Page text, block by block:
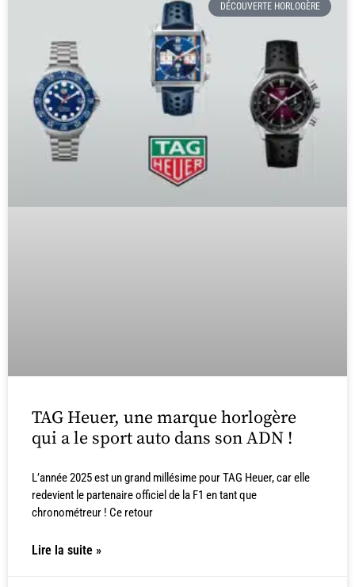
DÉCOUVERTE HORLOGÈRE
TAG Heuer, une marque horlogère
qui a le sport auto dans son ADN !
L’année 2025 est un grand millésime pour TAG Heuer, car elle
redevient le partenaire officiel de la F1 en tant que
chronométreur ! Ce retour
Lire la suite »